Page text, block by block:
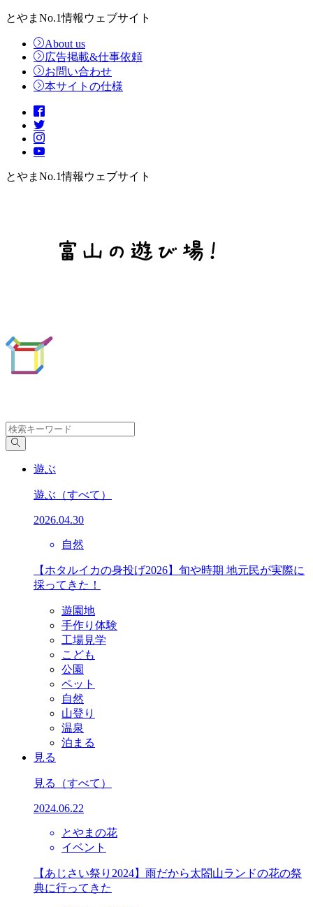
とやまNo.1情報ウェブサイト
About us
広告掲載&仕事依頼
お問い合わせ
本サイトの仕様
とやまNo.1情報ウェブサイト
遊ぶ
遊ぶ （すべて）
2026.04.30
自然
【ホタルイカの身投げ2026】旬や時期 地元民が実際に
採ってきた！
遊園地
手作り体験
工場見学
こども
公園
ペット
自然
山登り
温泉
泊まる
見る
見る （すべて）
2024.06.22
とやまの花
イベント
【あじさい祭り2024】雨だから太閤山ランドの花の祭
典に行ってきた